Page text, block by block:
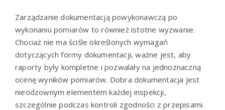
Zarządzanie dokumentacją powykonawczą po
wykonaniu pomiarów to również istotne wyzwanie.
Chociaż nie ma ściśle określonych wymagań
dotyczących formy dokumentacji, ważne jest, aby
raporty były kompletne i pozwalały na jednoznaczną
ocenę wyników pomiarów. Dobra dokumentacja jest
nieodzownym elementem każdej inspekcji,
szczególnie podczas kontroli zgodności z przepisami.